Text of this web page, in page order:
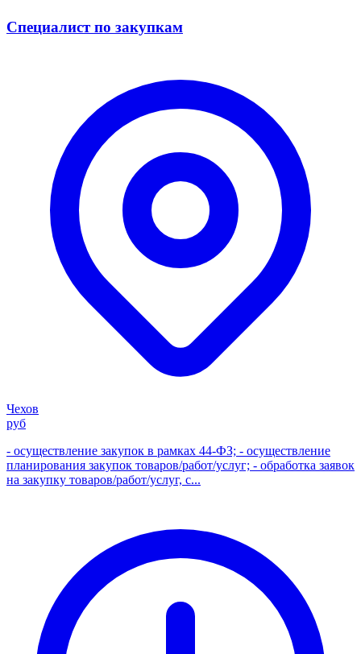
Специалист по закупкам
Чехов
руб
- осуществление закупок в рамках 44-ФЗ; - осуществление
планирования закупок товаров/работ/услуг; - обработка заявок
на закупку товаров/работ/услуг, с...